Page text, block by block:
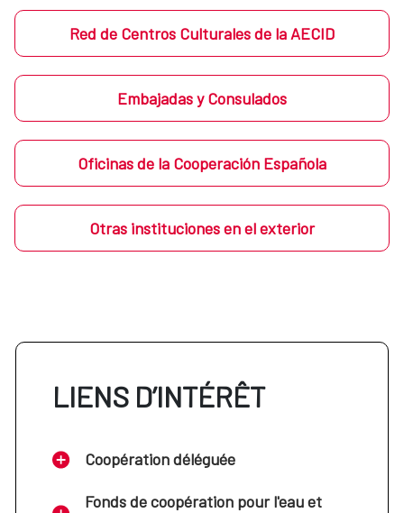
Red de Centros Culturales de la AECID
Embajadas y Consulados
Oficinas de la Cooperación Española
Otras instituciones en el exterior
LIENS D’INTÉRÊT
Coopération déléguée
Fonds de coopération pour l'eau et